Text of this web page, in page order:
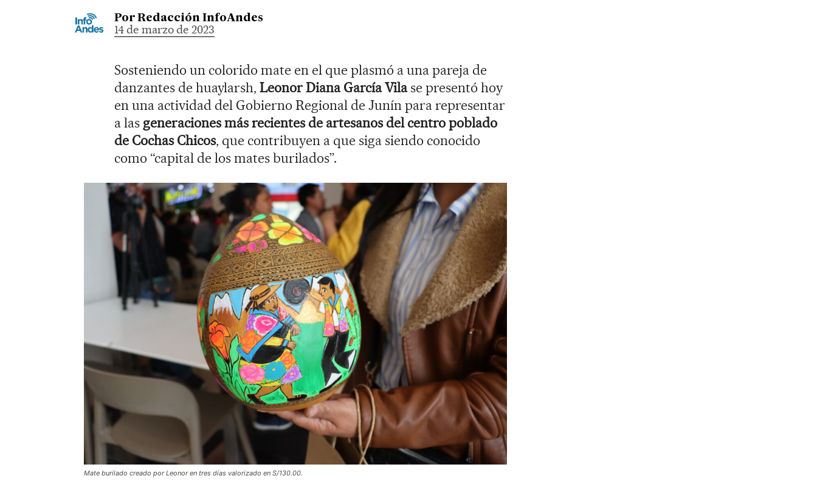
Por Redacción InfoAndes
14 de marzo de 2023
Sosteniendo un colorido mate en el que plasmó a una pareja de
danzantes de huaylarsh, Leonor Diana García Vilase presentó hoy
en una actividad del Gobierno Regional de Junín para representar
a las generaciones más recientes de artesanos del centro poblado
de Cochas Chicos, que contribuyen a que siga siendo conocido
como “capital de los mates burilados”.
Mate burilado creado por Leonor en tres días valorizado en S/130.00.